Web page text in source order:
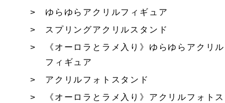
ゆらゆらアクリルフィギュア
スプリングアクリルスタンド
《オーロラとラメ入り》ゆらゆらアクリル
フィギュア
アクリルフォトスタンド
《オーロラとラメ入り》アクリルフォトス